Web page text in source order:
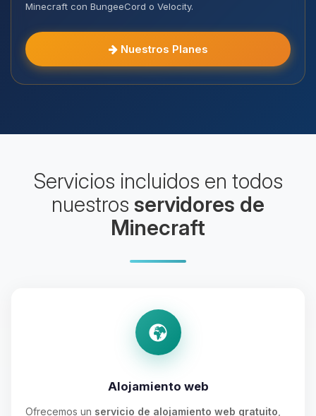
Minecraft con BungeeCord o Velocity.
Nuestros Planes
Servicios incluidos en todos
nuestros servidores de
Minecraft
Alojamiento web
Ofrecemos un servicio de alojamiento web gratuito